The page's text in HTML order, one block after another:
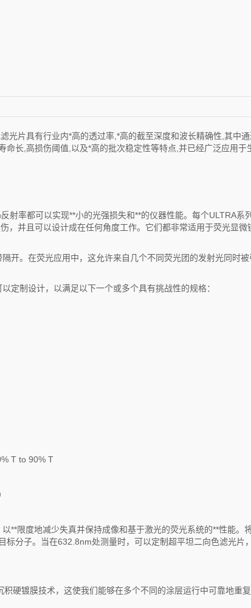
光片具有行业内*高的透过率,*高的截至深度和波长精确性,其中通
长,高损伤阈值,以及*高的批次稳定性等特点,并已经广泛应用于
射率都可以实现**小的光强损失和**的仪器性能。每个ULTRA系
，并且可以设计成在任何角度工作。它们都非常适用于荧光显微
开。在荧光应用中，这允许来自几个不同荧光团的发射光同时被
定制设计，以满足以下一个或多个具有挑战性的规格：
T to 90% T
**限度地减少失真并保持成像和基于激光的荧光系统的**性能。
分子。当在632.8nm处测量时，可以定制超平坦二向色滤光片
硬镀膜技术，这使我们能够在多个不同的涂层运行中可靠地重